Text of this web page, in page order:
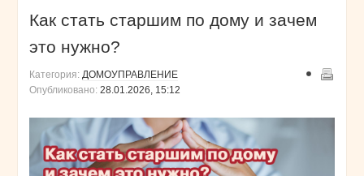
Как стать старшим по дому и зачем
это нужно?
Категория: ДОМОУПРАВЛЕНИЕ
Опубликовано: 28.01.2026, 15:12